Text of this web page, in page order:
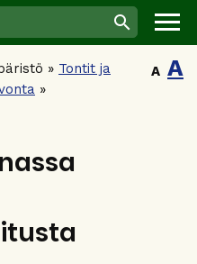
» Tontit ja
»
A A